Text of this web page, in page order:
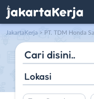
JakartaKerja > PT. TDM Honda
Lokasi